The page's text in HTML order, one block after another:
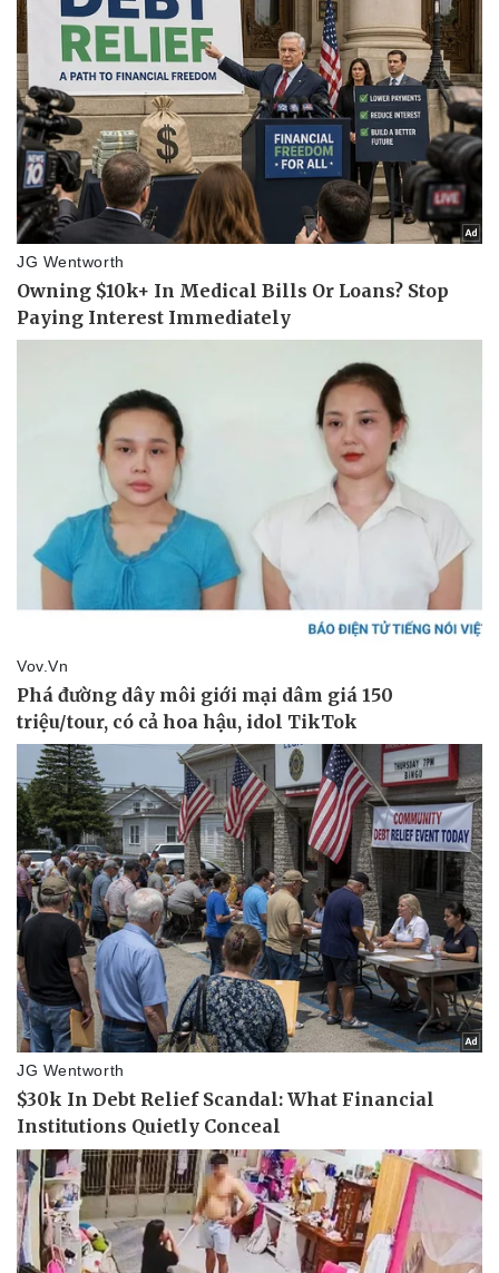
Pháp luật
Vụ án
Tin nóng
Tư vấn luật
Quân sự - Quốc phòng
Vũ khí
Việt Nam
Phân tích